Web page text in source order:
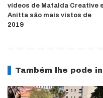
vídeos de Mafalda Creative
Anitta são mais vistos de
2019
Também lhe pode